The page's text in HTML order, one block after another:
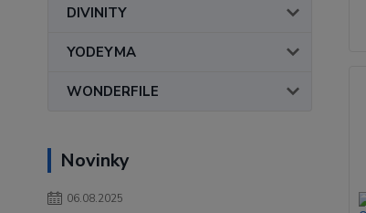
DIVINITY
YODEYMA
WONDERFILE
Novinky
06.08.2025